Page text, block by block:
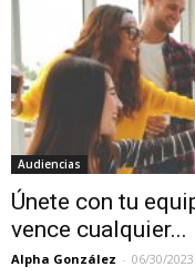
Audiencias
Únete con tu
vence cualquier...
Alpha González - 06/30/2023